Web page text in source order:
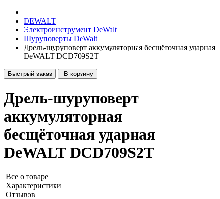
DEWALT
Электроинструмент DeWalt
Шуруповерты DeWalt
Дрель-шуруповерт аккумуляторная бесщёточная ударная
DeWALT DCD709S2T
Быстрый заказ В корзину
Дрель-шуруповерт
аккумуляторная
бесщёточная ударная
DeWALT DCD709S2T
Все о товаре
Характеристики
Отзывов